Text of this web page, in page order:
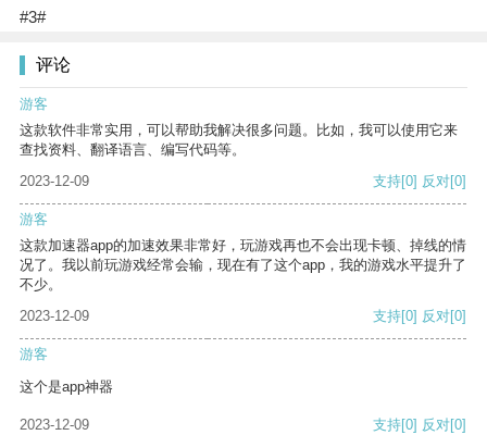
#3#
评论
游客
这款软件非常实用，可以帮助我解决很多问题。比如，我可以使用它来
查找资料、翻译语言、编写代码等。
2023-12-09
支持[0] 反对[0]
游客
这款加速器app的加速效果非常好，玩游戏再也不会出现卡顿、掉线的情
况了。我以前玩游戏经常会输，现在有了这个app，我的游戏水平提升了
不少。
2023-12-09
支持[0] 反对[0]
游客
这个是app神器
2023-12-09 支持[0] 反对[0]